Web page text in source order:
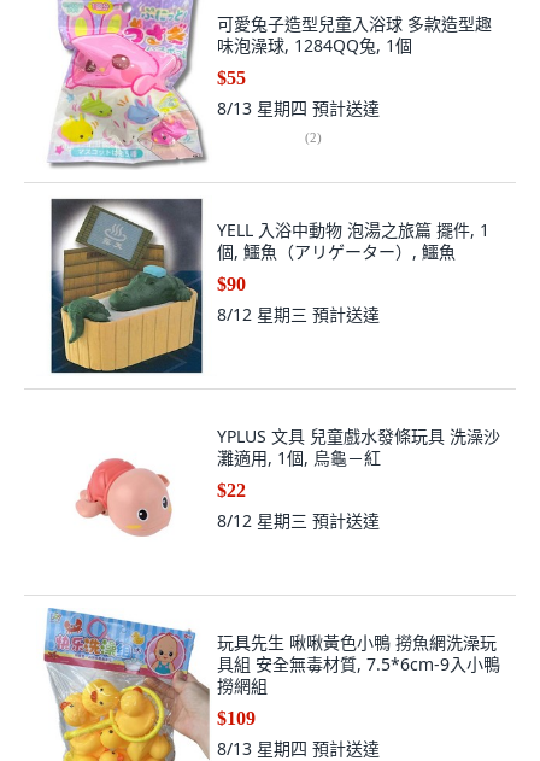
可愛兔子造型兒童入浴球 多款造型趣
味泡澡球, 1284QQ兔, 1個
$55
8/13 星期四 預計送達
(2)
YELL 入浴中動物 泡湯之旅篇 擺件, 1
個, 鱷魚（アリゲーター）, 鱷魚
$90
8/12 星期三 預計送達
YPLUS 文具 兒童戲水發條玩具 洗澡沙
灘適用, 1個, 烏龜－紅
$22
8/12 星期三 預計送達
玩具先生 啾啾黃色小鴨 撈魚網洗澡玩
具組 安全無毒材質, 7.5*6cm-9入小鴨
撈網組
$109
8/13 星期四 預計送達